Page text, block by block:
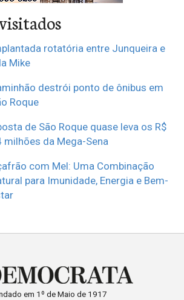
rotatória entre Junqueira e
Mike
destrói ponto de ônibus em
Roque
de São Roque quase leva os R$
milhões da Mega-Sena
com Mel: Uma Combinação
para Imunidade, Energia e Bem-
em 1º de Maio de 1917